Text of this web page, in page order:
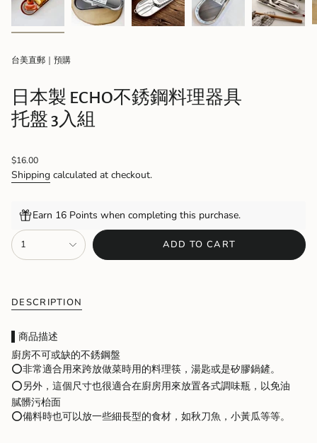
台美直郵｜預購
日本製 ECHO不銹鋼料理器具
托盤 3入組
Regular
price
$16.00
Shipping calculated at checkout.
Earn 16 Points when completing this purchase.
{"in_cart_html"=>"
<span
class=\"quantity-
quantity
</span>
in
cart",
"decrease"=>"Decrease
quantity
for
{{
product
1 ADD TO CART
DESCRIPTION
▌商品描述
廚房不可或缺的不銹鋼盤
⭕非常適合用來跨放做菜時用的料理筷，湯匙或是矽膠鍋鏟。
⭕另外，這個尺寸也很適合在廚房用來放置各式調味瓶，以免油
膩髒污枱面
⭕備料時也可以放一些細長型的食材，如秋刀魚，小黃瓜等等。